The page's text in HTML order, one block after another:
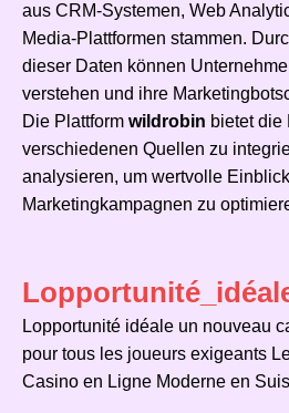
aus CRM-Systemen, Web
Media-Plattformen stammen.
dieser Daten können
verstehen und ihre
Die Plattform wildrobin bietet die
verschiedenen Quellen zu
analysieren, um wertvolle
Marketingkampagnen zu
Lopportunité idéale un nouveau
pour tous les joueurs exigeants
Casino en Ligne Moderne en